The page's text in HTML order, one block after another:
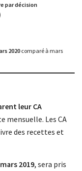
par décision
2020 comparé à mars
leur CA
mensuelle. Les CA
des recettes et
2019, sera pris